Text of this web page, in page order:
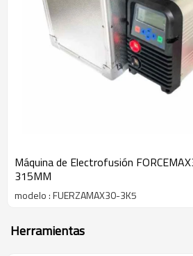
Máquina de Electrofusión
315MM
modelo : FUERZAMAX30-3K5
Herramientas